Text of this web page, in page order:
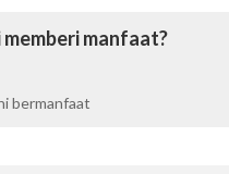
manfaat?
bermanfaat